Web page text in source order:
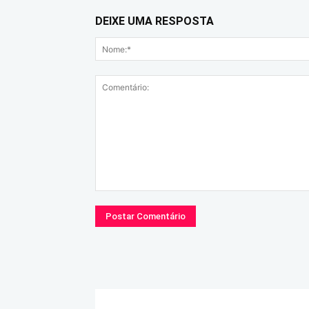
DEIXE UMA RESPOSTA